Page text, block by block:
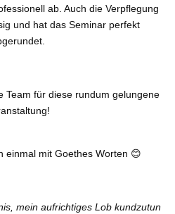
ab. Auch die Verpflegung
und hat das Seminar perfekt
Team für diese rundum gelungene
einmal mit Goethes Worten 😊
mein aufrichtiges Lob kundzutun